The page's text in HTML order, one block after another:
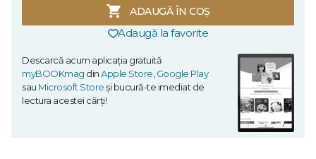
ADAUGĂ ÎN COȘ
Adaugă la favorite
Descarcă acum aplicația gratuită
myBOOKmag dinApple Store,Google Play
sau Microsoft Storeși bucură-te imediat de
lectura acestei cărți!